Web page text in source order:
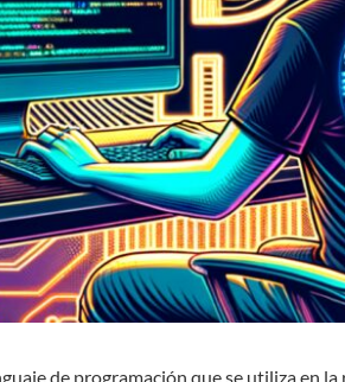
de programación que se utiliza en